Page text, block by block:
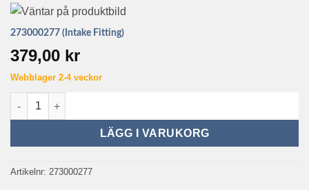
273000277 (Intake Fitting)
379,00 kr
Webblager 2-4 veckor
273000277 (Intake Fitting) mängd
LÄGG I VARUKORG
Artikelnr: 273000277